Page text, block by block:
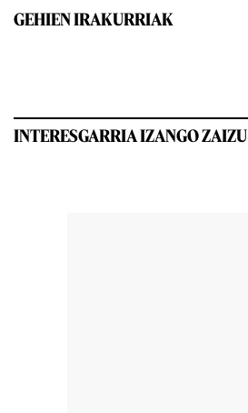
GEHIEN IRAKURRIAK
INTERESGARRIA IZANGO ZAIZU